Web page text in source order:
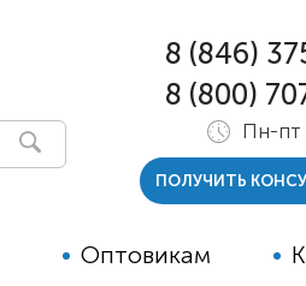
Оптовикам
8 (846)
8 (800)
Пн-пт
ПОЛУЧИТЬ